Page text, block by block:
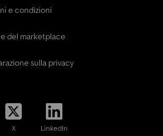
e condizioni
del marketplace
sulla privacy
X LinkedIn